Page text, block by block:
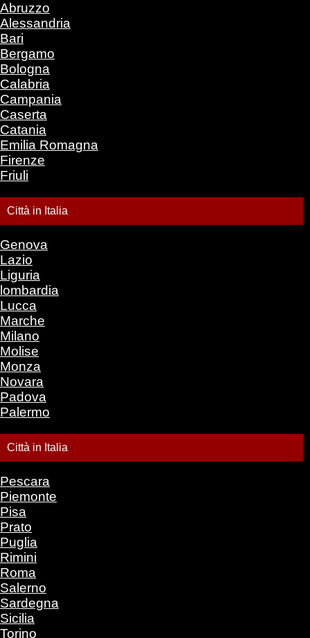
Abruzzo
Alessandria
Bari
Bergamo
Bologna
Calabria
Campania
Caserta
Catania
Emilia Romagna
Firenze
Friuli
Città in Italia
Genova
Lazio
Liguria
lombardia
Lucca
Marche
Milano
Molise
Monza
Novara
Padova
Palermo
Città in Italia
Pescara
Piemonte
Pisa
Prato
Puglia
Rimini
Roma
Salerno
Sardegna
Sicilia
Torino